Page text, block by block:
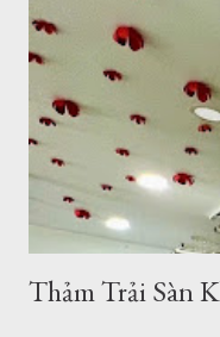
Thảm Trải Sàn